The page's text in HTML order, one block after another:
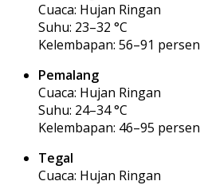
Cuaca: Hujan Ringan
Suhu: 23–32 °C
Kelembapan: 56–91 persen
Pemalang
Cuaca: Hujan Ringan
Suhu: 24–34 °C
Kelembapan: 46–95 persen
Tegal
Cuaca: Hujan Ringan